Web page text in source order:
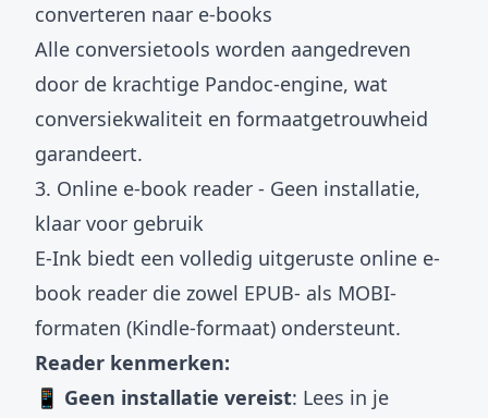
converteren naar e-books
Alle conversietools worden aangedreven
door de krachtige Pandoc-engine, wat
conversiekwaliteit en formaatgetrouwheid
garandeert.
3. Online e-book reader - Geen installatie,
klaar voor gebruik
E-Ink biedt een volledig uitgeruste online e-
book reader die zowel EPUB- als MOBI-
formaten (Kindle-formaat) ondersteunt.
Reader kenmerken:
📱 Geen installatie vereist: Lees in je